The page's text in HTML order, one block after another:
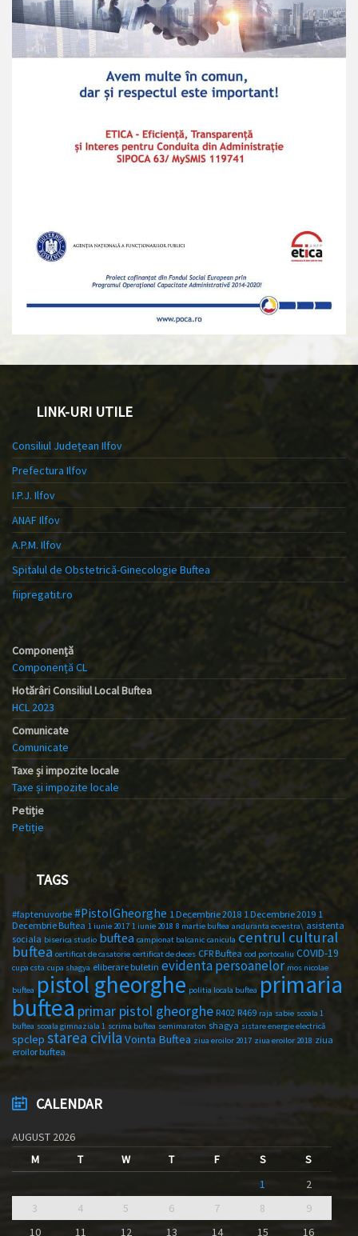
LINK-URI UTILE
Consiliul Județean Ilfov
Prefectura Ilfov
I.P.J. Ilfov
ANAF Ilfov
A.P.M. Ilfov
Spitalul de Obstetrică-Ginecologie Buftea
fiipregatit.ro
Componență
Componență CL
Hotărâri Consiliul Local Buftea
HCL 2023
Comunicate
Comunicate
Taxe și impozite locale
Taxe și impozite locale
Petiție
Petiție
TAGS
#faptenuvorbe #PistolGheorghe 1 Decembrie 2018 1 Decembrie 2019 1
Decembrie Buftea 1 iunie 2017 1 iunie 2018 8 martie buftea anduranta ecvestra\ asistenta
sociala biserica studio buftea campionat balcanic canicula centrul cultural
buftea certificat de casatorie certificat de deces CFR Buftea cod portocaliu COVID-19
cupa csta cupa shagya eliberare buletin evidenta persoanelor mos nicolae
buftea pistol gheorghe politia locala buftea primaria
buftea primar pistol gheorghe R402 R469 raja sabie scoala 1
buftea scoala gimnaziala 1 scrima buftea semimaraton shagya sistare energie electrică
spclep starea civila Vointa Buftea ziua eroilor 2017 ziua eroilor 2018 ziua
eroilor buftea
CALENDAR
AUGUST 2026
M
T W T F S
S
1
2
3
4 5 6 7 8
9
10
11 12 13 14 15 16